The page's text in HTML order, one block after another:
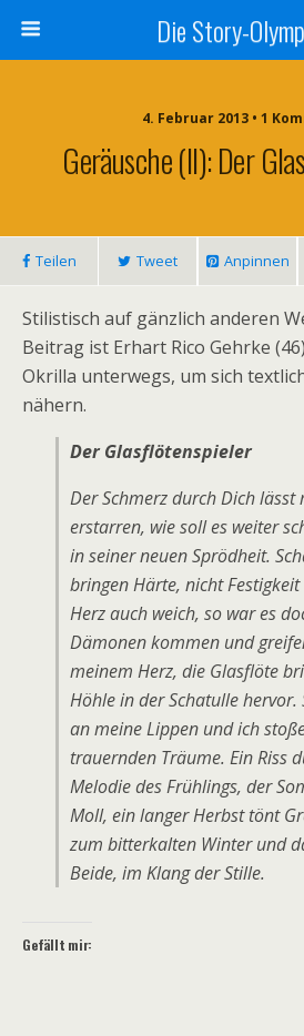
Die Story-
4. Februar 2013 • 1
Geräusche (II): Der
Teilen Tweet Anpinnen
Stilistisch auf gänzlich anderen
Beitrag ist Erhart Rico Gehrke
Okrilla unterwegs, um sich
nähern.
Der Glasflötenspieler
Der Schmerz durch Dich lässt
erstarren, wie soll es weiter
in seiner neuen Sprödheit.
bringen Härte, nicht
Herz auch weich, so war es
Dämonen kommen und
meinem Herz, die Glasflöte
Höhle in der Schatulle hervor.
an meine Lippen und ich
trauernden Träume. Ein Riss
Melodie des Frühlings, der
Moll, ein langer Herbst tönt
zum bitterkalten Winter und
Beide, im Klang der Stille.
Gefällt mir: